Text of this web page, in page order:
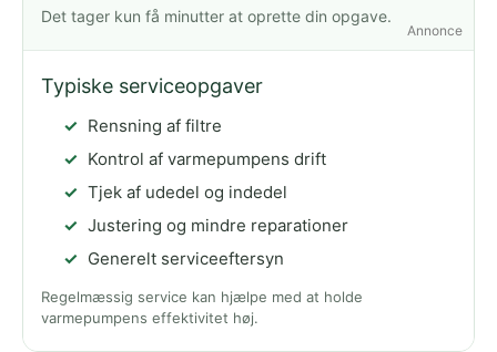
Annonce
Det tager kun få minutter at oprette din opgave.
Typiske serviceopgaver
Rensning af filtre
Kontrol af varmepumpens drift
Tjek af udedel og indedel
Justering og mindre reparationer
Generelt serviceeftersyn
Regelmæssig service kan hjælpe med at holde
varmepumpens effektivitet høj.